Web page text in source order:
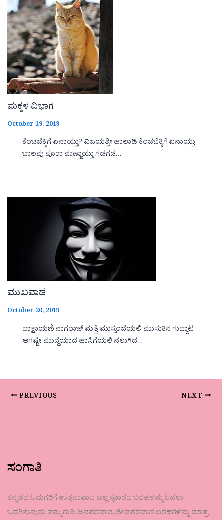
ಮಕ್ಕಳ ವಿಭಾಗ
October 19, 2019
ಕೆಂಚಬೆಕ್ಕಿಗೆ ಏನಾಯ್ತು? ವಿಜಯಶ್ರೀ ಹಾಲಾಡಿ ಕೆಂಚಬೆಕ್ಕಿಗೆ ಏನಾಯ್ತು
ಬಾಲವು ಪೂರಾ ಮಣ್ಣಾಯ್ತು ಗಡಗಡ…
ಮುಖವಾಡ
October 20, 2019
ದಾಕ್ಷಾಯಣಿ ನಾಗರಾಜ್ ಮತ್ತೆ ಮುಸ್ಸಂಜೆಯಲಿ ಮುಸುಕಿನ ಗುದ್ದಾಟ
ಆಗಷ್ಟೇ ಮುದ್ದೆಯಾದ ಹಾಸಿಗೆಯಲಿ ನಲುಗಿದ…
PREVIOUS NEXT
ಸಂಗಾತಿ
ಕನ್ನಡದ ಓದುಗರಿಗೆ ಉತ್ತಮವಾದ ಎಲ್ಲ ಪ್ರಕಾರದ ಬರಹಳನ್ನು ಓದಲು
ಒದಗಿಸುವುದು ನಮ್ಮ ಗುರಿ. ಜನಪರವಾದ, ಜೀವಪರವಾದ ಬರಹಗಳನ್ನು ಮಾತ್ರ